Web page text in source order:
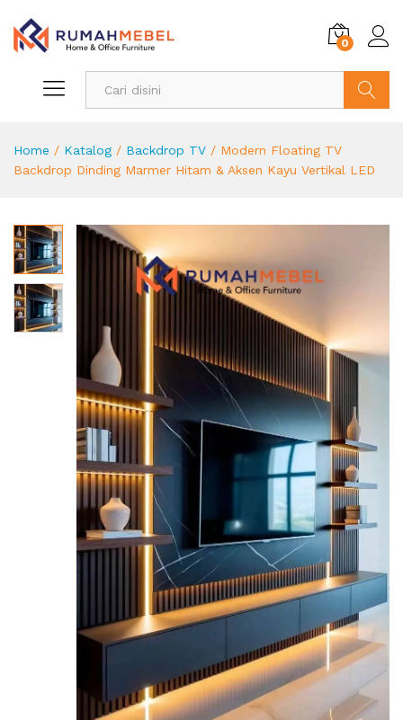
0
Home / Katalog / Backdrop TV / Modern Floating TV
Backdrop Dinding Marmer Hitam & Aksen Kayu Vertikal LED